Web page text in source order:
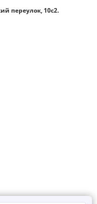
переулок, 10с2.